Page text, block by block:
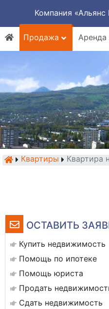
Компания
Продажа
Аренда
Квартиры Квартира
ОСТАВИТЬ
Купить недвижимость
Помощь по ипотеке
Помощь юриста
Продать
Сдать недвижимость
144e-4d76-995b-